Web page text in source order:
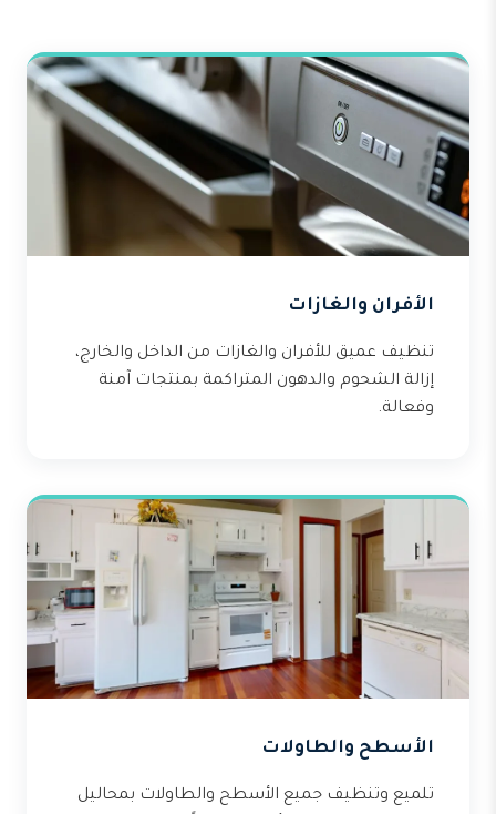
الأفران والغازات
تنظيف عميق للأفران والغازات من الداخل والخارج،
إزالة الشحوم والدهون المتراكمة بمنتجات آمنة
وفعالة.
الأسطح والطاولات
تلميع وتنظيف جميع الأسطح والطاولات بمحاليل